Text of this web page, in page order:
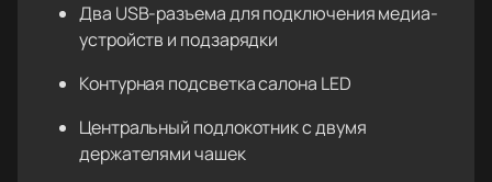
Два USB-разъема для подключения медиа-
устройств и подзарядки
Контурная подсветка салона LED
Центральный подлокотник с двумя
держателями чашек